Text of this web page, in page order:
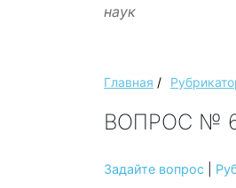
наук
Главная /
ВОПРОС №
Задайте вопрос